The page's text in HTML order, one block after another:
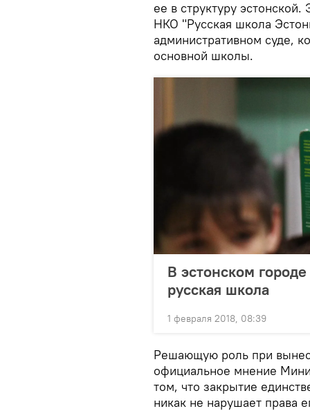
ее в структуру
НКО "Русская школа
административном суде,
основной школы.
В эстонском
русская школа
1 февраля 2018, 08:39
Решающую роль при
официальное мнение
том, что закрытие
никак не нарушает права